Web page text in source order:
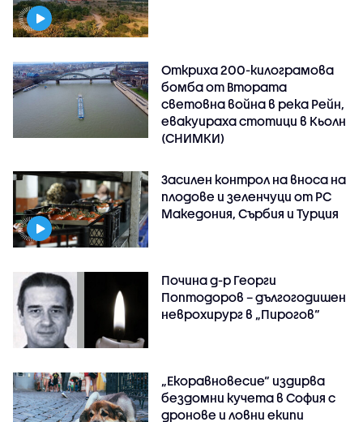
Откриха 200-килограмова
бомба от Втората
световна война в река Рейн,
евакуираха стотици в Кьолн
(СНИМКИ)
Засилен контрол на вноса на
плодове и зеленчуци от РС
Македония, Сърбия и Турция
Почина д-р Георги
Поптодоров – дългогодишен
неврохирург в „Пирогов“
„Екоравновесие“ издирва
бездомни кучета в София с
дронове и ловни екипи